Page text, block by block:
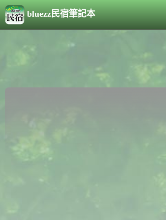
bluezz民宿筆記本